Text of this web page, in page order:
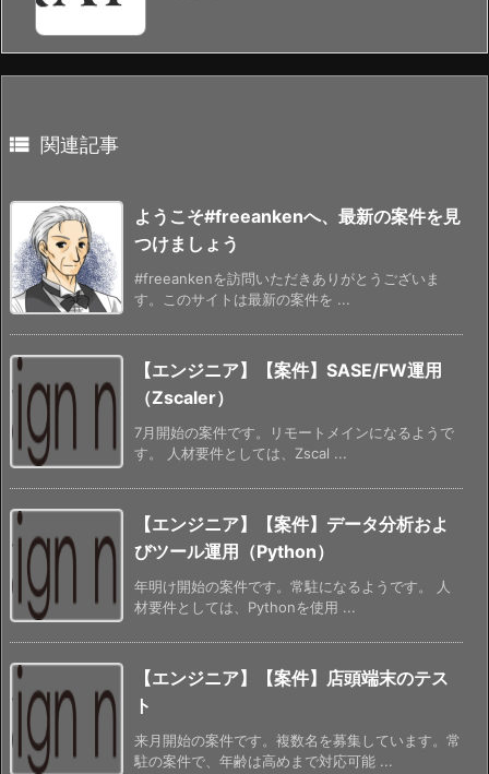
 関連記事
ようこそ#freeankenへ、最新の案件を見
つけましょう
#freeankenを訪問いただきありがとうございま
す。このサイトは最新の案件を ...
【エンジニア】【案件】SASE/FW運用
（Zscaler）
7月開始の案件です。リモートメインになるようで
す。 人材要件としては、Zscal ...
【エンジニア】【案件】データ分析およ
びツール運用（Python）
年明け開始の案件です。常駐になるようです。 人
材要件としては、Pythonを使用 ...
【エンジニア】【案件】店頭端末のテス
ト
来月開始の案件です。複数名を募集しています。常
駐の案件で、年齢は高めまで対応可能 ...